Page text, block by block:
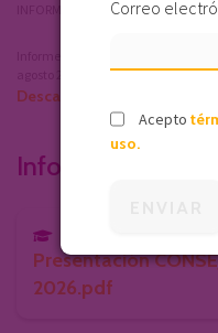
Acepto
uso.
INFORME DE VBG DEL VALLE DEL
Descargar
Informes
Presentación
2026.pdf